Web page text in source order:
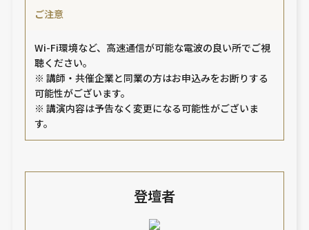
ご注意
Wi-Fi環境など、高速通信が可能な電波の良い所でご視
聴ください。
※ 講師・共催企業と同業の方はお申込みをお断りする
可能性がございます。
※ 講演内容は予告なく変更になる可能性がございま
す。
登壇者